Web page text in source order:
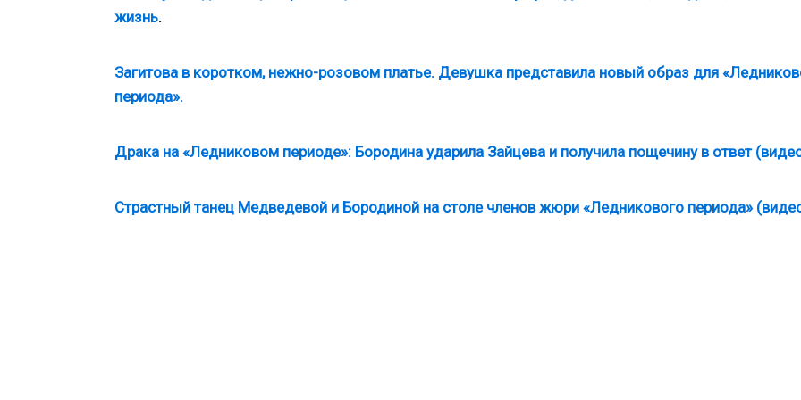
жизнь.
Загитова в коротком, нежно-розовом платье. Девушка представила новый образ для
периода».
Драка на «Ледниковом периоде»: Бородина ударила Зайцева и получила пощечину в ответ
Страстный танец Медведевой и Бородиной на столе членов жюри «Ледникового периода»